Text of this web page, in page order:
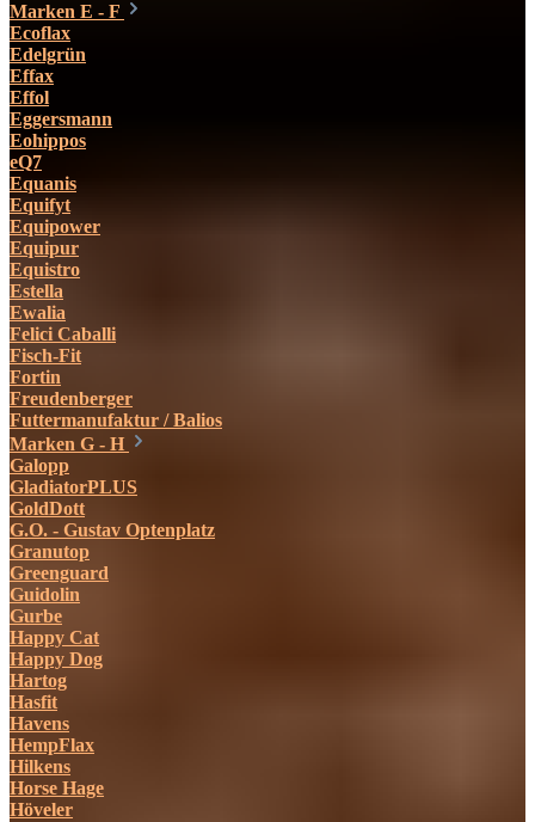
Marken E - F
Ecoflax
Edelgrün
Effax
Effol
Eggersmann
Eohippos
eQ7
Equanis
Equifyt
Equipower
Equipur
Equistro
Estella
Ewalia
Felici Caballi
Fisch-Fit
Fortin
Freudenberger
Futtermanufaktur / Balios
Marken G - H
Galopp
GladiatorPLUS
GoldDott
G.O. - Gustav Optenplatz
Granutop
Greenguard
Guidolin
Gurbe
Happy Cat
Happy Dog
Hartog
Hasfit
Havens
HempFlax
Hilkens
Horse Hage
Höveler